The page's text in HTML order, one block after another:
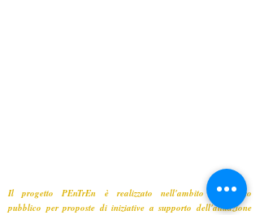
Il progetto PEnTrEn è realizzato nell'ambito dell'Avviso
pubblico per proposte di iniziative a supporto dell'attuazione